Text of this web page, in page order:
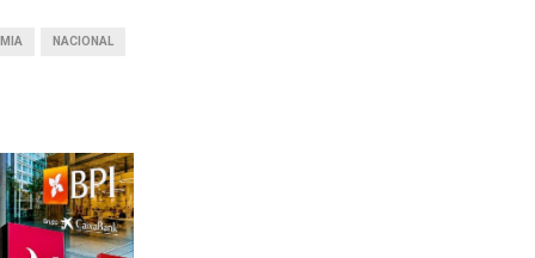
NACIONAL